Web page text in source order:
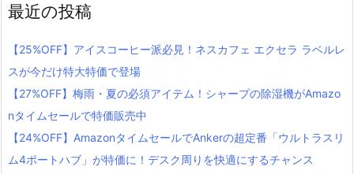
最近の投稿
【25%OFF】アイスコーヒー派必見！ネスカフェ エクセラ ラベルレ
スが今だけ特大特価で登場
【27%OFF】梅雨・夏の必須アイテム！シャープの除湿機がAmazo
nタイムセールで特価販売中
【24%OFF】AmazonタイムセールでAnkerの超定番「ウルトラスリ
ム4ポートハブ」が特価に！デスク周りを快適にするチャンス